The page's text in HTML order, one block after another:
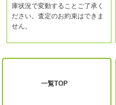
庫状況で変動することご了承く
ださい。査定のお約束はできま
せん。
一覧TOP